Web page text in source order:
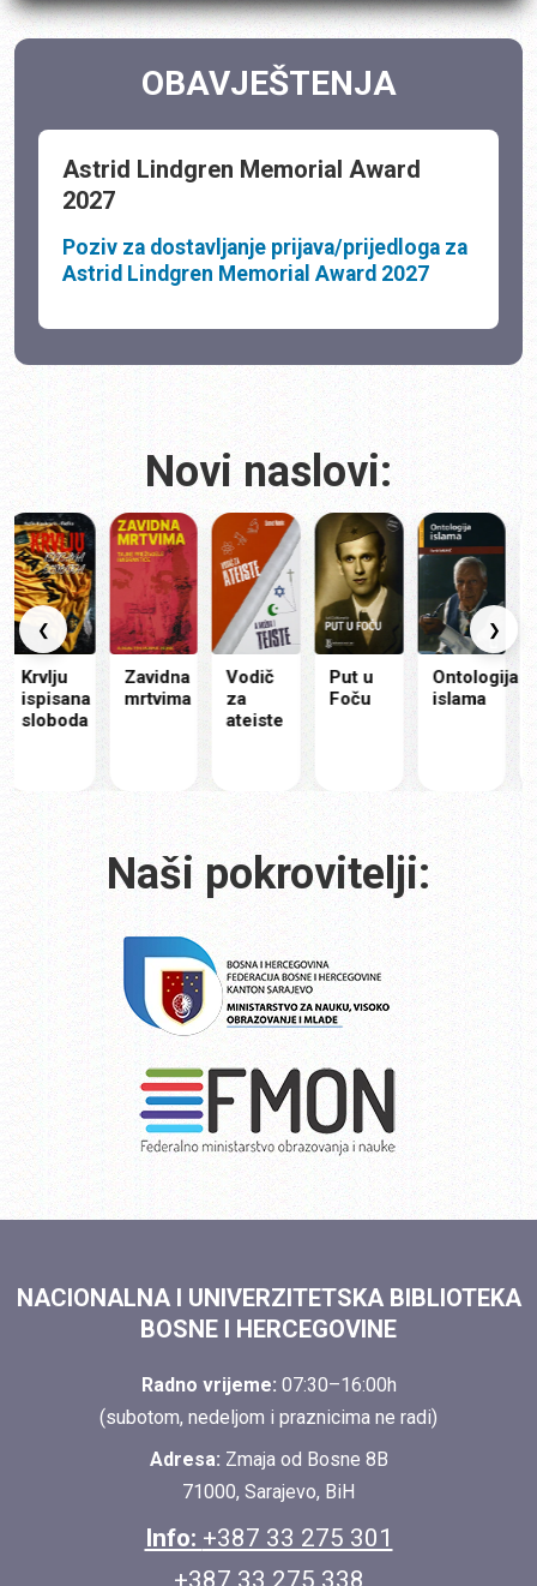
OBAVJEŠTENJA
Astrid Lindgren Memorial Award
2027
Poziv za dostavljanje prijava/prijedloga za
Astrid Lindgren Memorial Award 2027
Novi naslovi:
❮
Zavidna
mrtvima
Vodič
ateiste
Put u
Foču
Ontologija
islama
❯
Naši pokrovitelji:
NACIONALNA I UNIVERZITETSKA BIBLIOTEKA
BOSNE I HERCEGOVINE
Radno vrijeme: 07:30–16:00h
(subotom, nedeljom i praznicima ne radi)
Adresa: Zmaja od Bosne 8B
71000, Sarajevo, BiH
Info: +387 33 275 301
+387 33 275 338